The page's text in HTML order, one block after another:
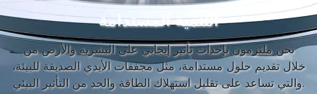
التنمية المستدامة
نحن ملتزمون بإحداث تأثير إيجابي على البشرية والأرض من
خلال تقديم حلول مستدامة، مثل مجففات الأيدي الصديقة للبيئة،
والتي تساعد على تقليل استهلاك الطاقة والحد من التأثير البيئي.